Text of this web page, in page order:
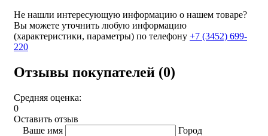
Не нашли интересующую информацию о нашем товаре?
Вы можете уточнить любую информацию
(характеристики, параметры) по телефону +7 (3452) 699-
220
Отзывы покупателей (0)
Средняя оценка:
0
Оставить отзыв
Ваше имя
Город